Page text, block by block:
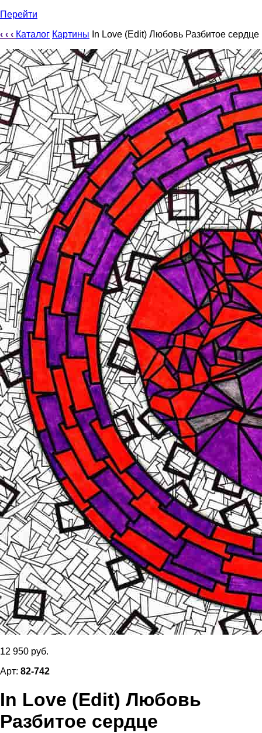
Перейти
‹ ‹ ‹ Каталог Картины In Love (Edit) Любовь Разбитое сердце
12 950 руб.
Арт: 82-742
In Love (Edit) Любовь
Разбитое сердце